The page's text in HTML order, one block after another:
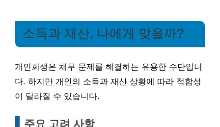
소득과 재산, 나에게 맞을까?
개인회생은 채무 문제를 해결하는 유용한 수단입니
다. 하지만 개인의 소득과 재산 상황에 따라 적합성
이 달라질 수 있습니다.
주요 고려 사항